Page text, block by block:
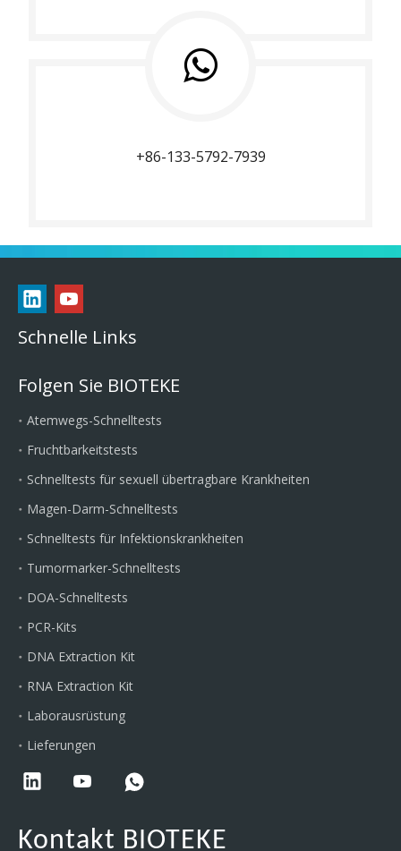
+86-133-5792-7939
Schnelle Links
Folgen Sie BIOTEKE
Atemwegs-Schnelltests
Fruchtbarkeitstests
Schnelltests für sexuell übertragbare Krankheiten
Magen-Darm-Schnelltests
Schnelltests für Infektionskrankheiten
Tumormarker-Schnelltests
DOA-Schnelltests
PCR-Kits
DNA Extraction Kit
RNA Extraction Kit
Laborausrüstung
Lieferungen
Kontakt BIOTEKE